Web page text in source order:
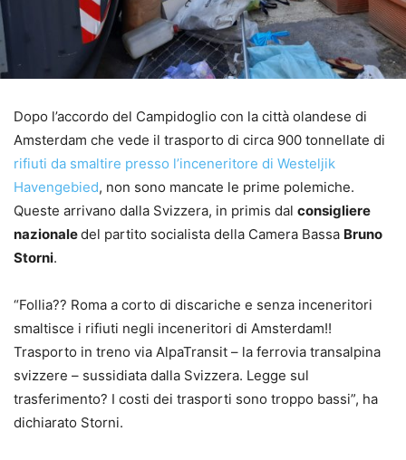
Dopo l’accordo del Campidoglio con la città olandese di
Amsterdam che vede il trasporto di circa 900 tonnellate di
rifiuti da smaltire presso l’inceneritore di Westeljik
Havengebied, non sono mancate le prime polemiche.
Queste arrivano dalla Svizzera, in primis dal consigliere
nazionaledel partito socialista della Camera Bassa Bruno
Storni.
“Follia?? Roma a corto di discariche e senza inceneritori
smaltisce i rifiuti negli inceneritori di Amsterdam!!
Trasporto in treno via AlpaTransit – la ferrovia transalpina
svizzere – sussidiata dalla Svizzera. Legge sul
trasferimento? I costi dei trasporti sono troppo bassi”, ha
dichiarato Storni.